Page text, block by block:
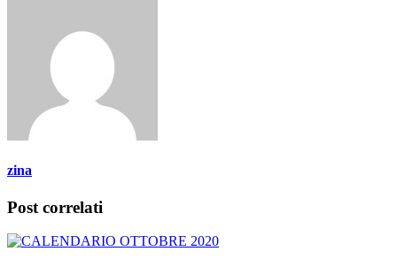
zina
Post correlati